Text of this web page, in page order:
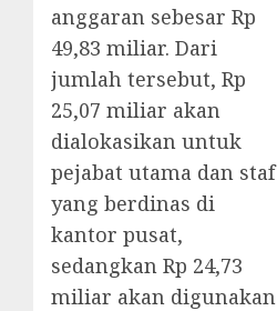
anggaran sebesar Rp
49,83 miliar. Dari
jumlah tersebut, Rp
25,07 miliar akan
dialokasikan untuk
pejabat utama dan staf
yang berdinas di
kantor pusat,
sedangkan Rp 24,73
miliar akan digunakan